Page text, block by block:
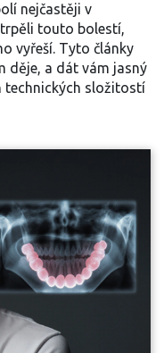
nejčastěji v
touto bolestí,
vyřeší. Tyto články
děje, a dát vám jasný
technických složitostí